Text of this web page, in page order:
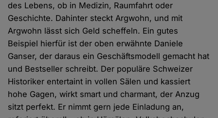
des Lebens, ob in Medizin, Raumfahrt oder
Geschichte. Dahinter steckt Argwohn, und mit
Argwohn lässt sich Geld scheffeln. Ein gutes
Beispiel hierfür ist der oben erwähnte Daniele
Ganser, der daraus ein Geschäftsmodell gemacht hat
und Bestseller schreibt. Der populäre Schweizer
Historiker entertaint in vollen Sälen und kassiert
hohe Gagen, wirkt smart und charmant, der Anzug
sitzt perfekt. Er nimmt gern jede Einladung an,